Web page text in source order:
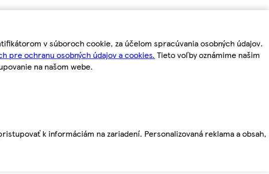
v súboroch cookie, za účelom spracúvania osobných údajov.
pre ochranu osobných údajov a cookies. Tieto voľby oznámime našim
na našom webe.
k informáciám na zariadení. Personalizovaná reklama a obsah,